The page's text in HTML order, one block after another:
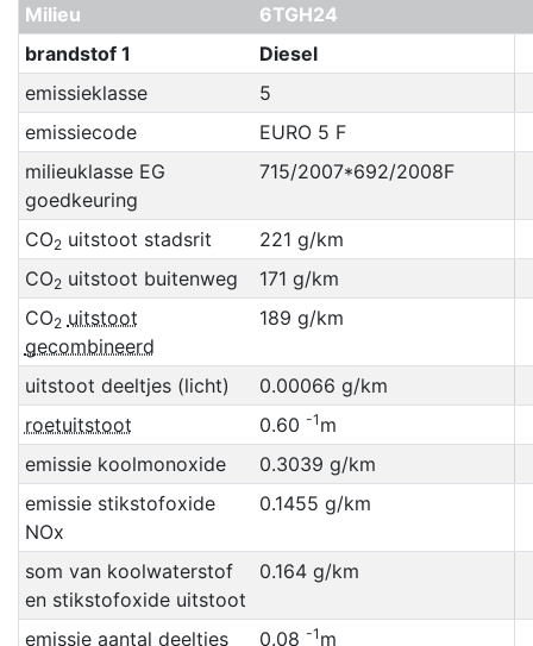
Milieu
6TGH24
brandstof 1
Diesel
emissieklasse
5
emissiecode
EURO 5 F
milieuklasse EG
goedkeuring
715/2007*692/2008F
CO2uitstoot stadsrit
221 g/km
CO2uitstoot buitenweg
171 g/km
CO2 uitstoot
gecombineerd
189 g/km
uitstoot deeltjes (licht)
0.00066 g/km
roetuitstoot
0.60 -1 m
emissie koolmonoxide
0.3039 g/km
emissie stikstofoxide
NOx
0.1455 g/km
som van koolwaterstof
en stikstofoxide uitstoot
0.164 g/km
emissie aantal deeltjes 0.08 -1 m